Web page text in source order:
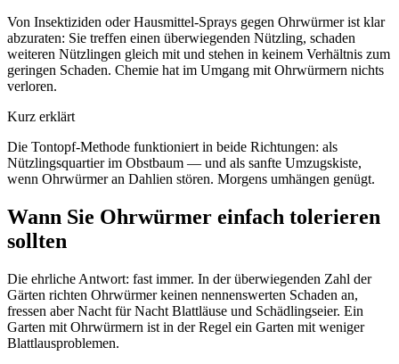
Von Insektiziden oder Hausmittel-Sprays gegen Ohrwürmer ist klar
abzuraten: Sie treffen einen überwiegenden Nützling, schaden
weiteren Nützlingen gleich mit und stehen in keinem Verhältnis zum
geringen Schaden. Chemie hat im Umgang mit Ohrwürmern nichts
verloren.
Kurz erklärt
Die Tontopf-Methode funktioniert in beide Richtungen: als
Nützlingsquartier im Obstbaum — und als sanfte Umzugskiste,
wenn Ohrwürmer an Dahlien stören. Morgens umhängen genügt.
Wann Sie Ohrwürmer einfach tolerieren
sollten
Die ehrliche Antwort: fast immer. In der überwiegenden Zahl der
Gärten richten Ohrwürmer keinen nennenswerten Schaden an,
fressen aber Nacht für Nacht Blattläuse und Schädlingseier. Ein
Garten mit Ohrwürmern ist in der Regel ein Garten mit weniger
Blattlausproblemen.